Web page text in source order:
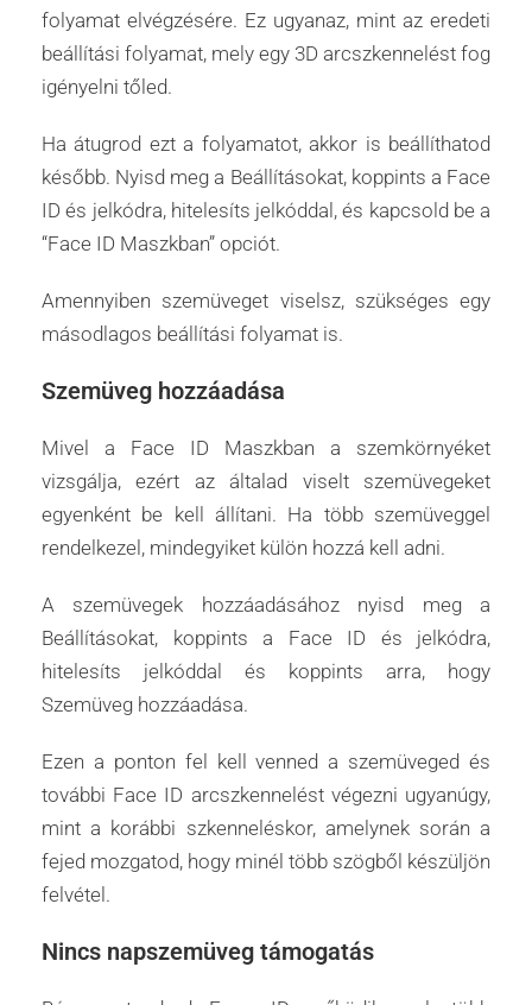
folyamat elvégzésére. Ez ugyanaz, mint az eredeti
beállítási folyamat, mely egy 3D arcszkennelést fog
igényelni tőled.
Ha átugrod ezt a folyamatot, akkor is beállíthatod
később. Nyisd meg a Beállításokat, koppints a Face
ID és jelkódra, hitelesíts jelkóddal, és kapcsold be a
“Face ID Maszkban” opciót.
Amennyiben szemüveget viselsz, szükséges egy
másodlagos beállítási folyamat is.
Szemüveg hozzáadása
Mivel a Face ID Maszkban a szemkörnyéket
vizsgálja, ezért az általad viselt szemüvegeket
egyenként be kell állítani. Ha több szemüveggel
rendelkezel, mindegyiket külön hozzá kell adni.
A szemüvegek hozzáadásához nyisd meg a
Beállításokat, koppints a Face ID és jelkódra,
hitelesíts jelkóddal és koppints arra, hogy
Szemüveg hozzáadása.
Ezen a ponton fel kell venned a szemüveged és
további Face ID arcszkennelést végezni ugyanúgy,
mint a korábbi szkenneléskor, amelynek során a
fejed mozgatod, hogy minél több szögből készüljön
felvétel.
Nincs napszemüveg támogatás